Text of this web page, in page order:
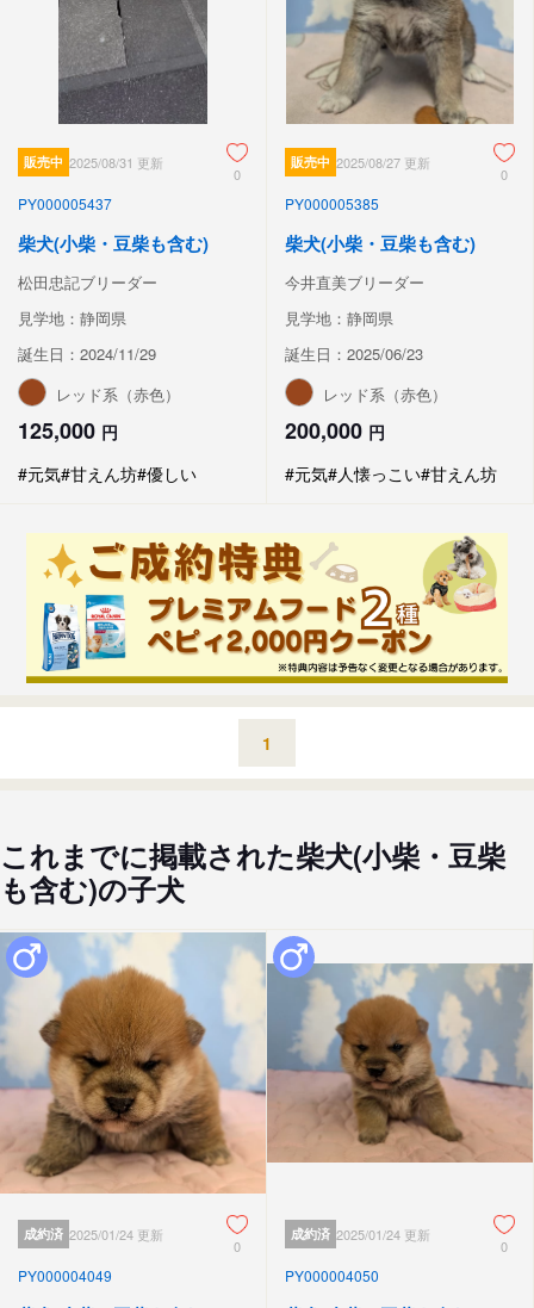
販売中 2025/08/31 更新
0
PY000005437
柴犬(小柴・豆柴も含む)
松田忠記ブリーダー
見学地：静岡県
誕生日：2024/11/29
レッド系（赤色）
125,000 円
#元気#甘えん坊#優しい
販売中 2025/08/27 更新
0
PY000005385
柴犬(小柴・豆柴も含む)
今井直美ブリーダー
見学地：静岡県
誕生日：2025/06/23
レッド系（赤色）
200,000 円
#元気#人懐っこい#甘えん坊
1
これまでに掲載された柴犬(小柴・豆柴
も含む)の子犬
成約済 2025/01/24 更新
0
PY000004049
成約済 2025/01/24 更新
0
PY000004050